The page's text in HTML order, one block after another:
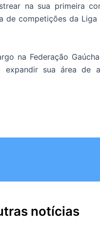
na sua primeira
competições da
na Federação
sua área de
notícias